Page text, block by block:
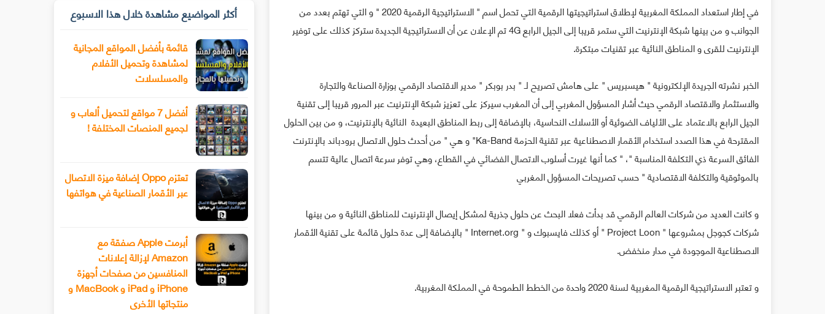
في إطار استعداد المملكة المغربية لإطلاق استراتيجيتها الرقمية التي تحمل اسم " الاستراتيجية الرقمية 2020 " و التي تهتم بعدد من
الجوانب و من بينها شبكة الإنترنيت التي ستمر قريبا إلى الجيل الرابع 4G تم الإعلان عن أن الاستراتيجية الجديدة ستركز كذلك على توفير
الإنترنيت للقرى و المناطق النائية عبر تقنيات مبتكرة.
الخبر نشرته الجريدة الإلكترونية " هيسبريس " على هامش تصريح لـ " بدر بوبكر " مدير الاقتصاد الرقمي بوزارة الصناعة والتجارة
والاستثمار والاقتصاد الرقمي حيث أشار المسؤول المغربي إلى أن المغرب سيركز على تعزيز شبكة الإنترنيت عبر المرور قريبا إلى تقنية
الجيل الرابع بالاعتماد على الألياف الضوئية أو الأسلاك النحاسية، بالإضافة إلى ربط المناطق البعيدة النائية بالإنترنيت، و من بين الحلول
المقترحة في هذا الصدد استخدام الأقمار الاصطناعية عبر تقنية الحزمة Ka-Band" و هي " من أحدث حلول الاتصال برودباند بالإنترنت
الفائق السرعة ذي التكلفة المناسبة "، " كما أنها غيرت أسلوب الاتصال الفضائي في القطاع، وهي توفر سرعة اتصال عالية تتسم
بالموثوقية والتكلفة الاقتصادية " حسب تصريحات المسؤول المغربي
و كانت العديد من شركات العالم الرقمي قد بدأت فعلا البحث عن حلول جذرية لمشكل إيصال الإنترنيت للمناطق النائية و من بينها
شركات كجوجل بمشروعها " Project Loon " أو كذلك فايسبوك و " Internet.org " بالإضافة إلى عدة حلول قائمة على تقنية الأقمار
الاصطناعية الموجودة في مدار منخفض.
و تعتبر الاستراتيجية الرقمية المغربية لسنة 2020 واحدة من الخطط الطموحة في المملكة المغربية.
أكثر المواضيع مشاهدة خلال هذا الاسبوع
قائمة بأفضل المواقع المجانية
لمشاهدة وتحميل الأفلام
والمسلسلات
أفضل 7 مواقع لتحميل ألعاب و
لجميع المنصات المختلفة !
تعتزم Oppo إضافة ميزة الاتصال
عبر الأقمار الصناعية في هواتفها
أبرمت Apple صفقة مع
Amazon لإزالة إعلانات
المنافسين من صفحات أجهزة
iPhone و iPad و MacBook و
منتجاتها الأخرى